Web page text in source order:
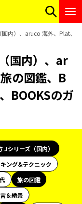
内）、aruco 海外、Plat、
国内）、ar
の図鑑、B
BOOKSのガ
Jシリーズ（国内）
ング&テクニック
旅の図鑑
＆絶景